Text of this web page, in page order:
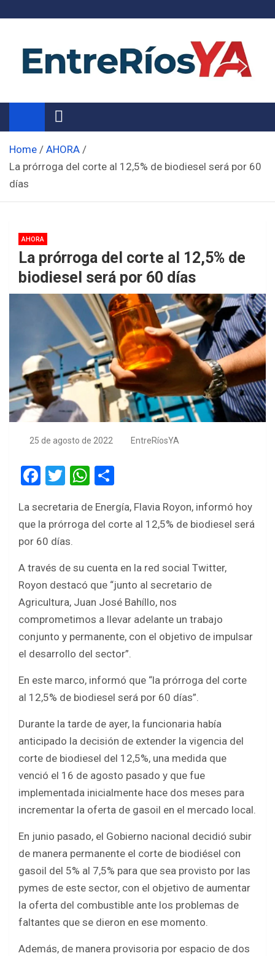
Noticias de Entre Ríos
Información de toda la provincia ahora
Home
AHORA
La prórroga del corte al 12,5% de biodiesel será por 60
días
AHORA
La prórroga del corte al 12,5% de
biodiesel será por 60 días
25 de agosto de 2022 EntreRíosYA
F
ce
b
o
k
T
tt
er
W
at
s
p
p
ar
e
La secretaria de Energía, Flavia Royon, informó hoy
que la prórroga del corte al 12,5% de biodiesel será
por 60 días.
A través de su cuenta en la red social Twitter,
Royon destacó que “junto al secretario de
Agricultura, Juan José Bahíllo, nos
comprometimos a llevar adelante un trabajo
conjunto y permanente, con el objetivo de impulsar
el desarrollo del sector”.
En este marco, informó que “la prórroga del corte
al 12,5% de biodiesel será por 60 días”.
Durante la tarde de ayer, la funcionaria había
anticipado la decisión de extender la vigencia del
corte de biodiesel del 12,5%, una medida que
venció el 16 de agosto pasado y que fue
implementada inicialmente hace dos meses para
incrementar la oferta de gasoil en el mercado local.
En junio pasado, el Gobierno nacional decidió subir
de manera permanente el corte de biodiésel con
gasoil del 5% al 7,5% para que sea provisto por las
pymes de este sector, con el objetivo de aumentar
la oferta del combustible ante los problemas de
faltantes que se dieron en ese momento.
Además, de manera provisoria por espacio de dos